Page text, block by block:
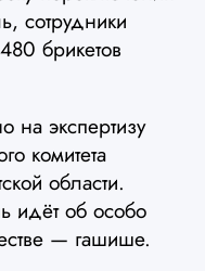
сотрудники
брикетов
на экспертизу
комитета
области.
идёт об особо
— гашише.